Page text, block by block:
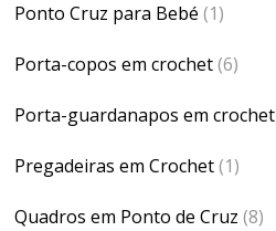
Ponto Cruz para Bebé (1)
Porta-copos em crochet(6)
Porta-guardanapos em crochet
Pregadeiras em Crochet(1)
Quadros em Ponto de Cruz (8)